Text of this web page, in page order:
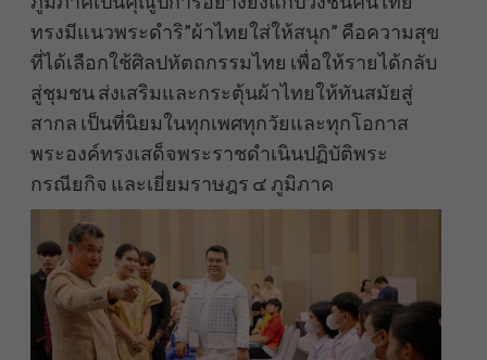
ทรงมีแนวพระดำริ”ผ้าไทยใส่ให้สนุก” คือความสุข
ที่ได้เลือกใช้ศิลปหัตถกรรมไทย เพื่อให้รายได้กลับ
สู่ชุมชน ส่งเสริมและกระตุ้นผ้าไทยให้ทันสมัยสู่
สากล เป็นที่นิยมในทุกเพศทุกวัยและทุกโอกาส
พระองค์ทรงเสด็จพระราชดำเนินปฏิบัติพระ
กรณียกิจ และเยี่ยมราษฎร ๔ ภูมิภาค